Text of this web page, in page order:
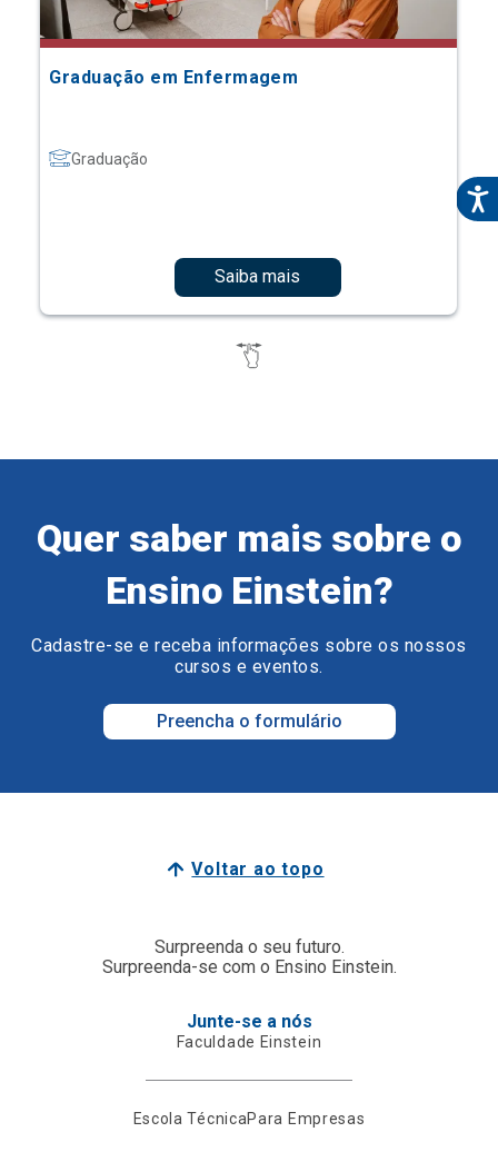
Graduação em Enfermagem
Graduação
Saiba mais
Quer saber mais sobre o
Ensino Einstein?
Cadastre-se e receba informações sobre os nossos
cursos e eventos.
Preencha o formulário
Voltar ao topo
Surpreenda o seu futuro.
Surpreenda-se com o Ensino Einstein.
Junte-se a nós
Faculdade Einstein
Escola TécnicaPara Empresas